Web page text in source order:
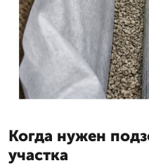
Когда нужен
участка